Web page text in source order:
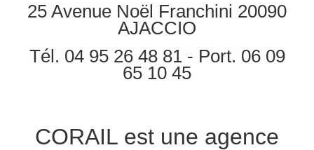
25 Avenue Noël Franchini 20090
AJACCIO
Tél. 04 95 26 48 81 - Port. 06 09
65 10 45
CORAIL est une agence